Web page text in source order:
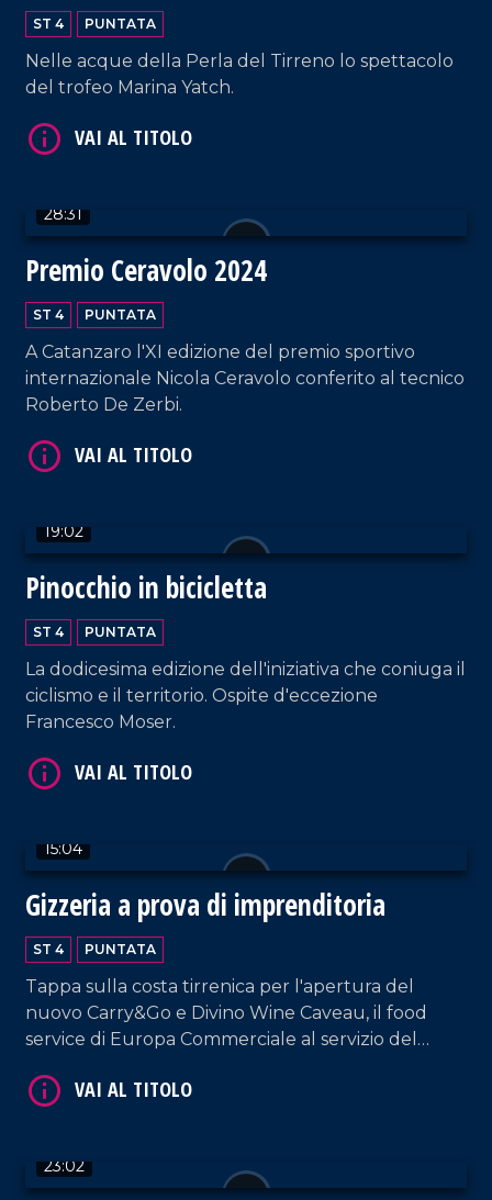
ST 4 PUNTATA
Nelle acque della Perla del Tirreno lo spettacolo
del trofeo Marina Yatch.
28:31
Premio Ceravolo 2024
ST 4 PUNTATA
A Catanzaro l'XI edizione del premio sportivo
internazionale Nicola Ceravolo conferito al tecnico
Roberto De Zerbi.
19:02
Pinocchio in bicicletta
ST 4 PUNTATA
La dodicesima edizione dell'iniziativa che coniuga il
ciclismo e il territorio. Ospite d'eccezione
Francesco Moser.
15:04
Gizzeria a prova di imprenditoria
ST 4 PUNTATA
Tappa sulla costa tirrenica per l'apertura del
nuovo Carry&Go e Divino Wine Caveau, il food
service di Europa Commerciale al servizio del
23:02
VAI AL TITOLO
VAI AL TITOLO
VAI AL TITOLO
VAI AL TITOLO
VAI AL TITOLO